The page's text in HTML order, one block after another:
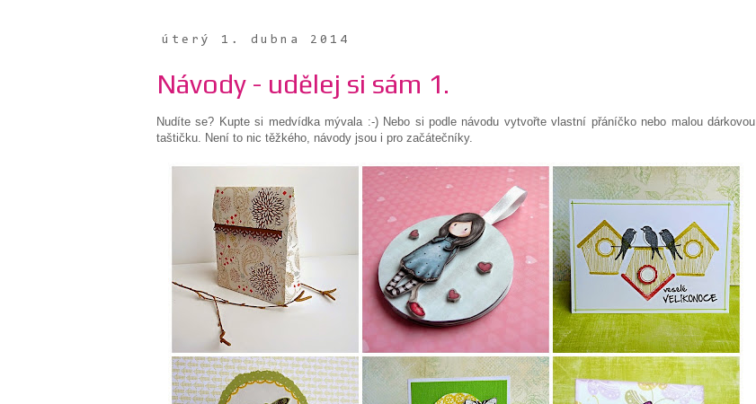
úterý 1. dubna 2014
Návody - udělej si sám 1.
Nudíte se? Kupte si medvídka mývala :-) Nebo si podle návodu vytvořte vlastní přáníčko nebo malou dárkovou
taštičku. Není to nic těžkého, návody jsou i pro začátečníky.